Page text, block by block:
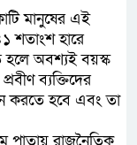
মানুষের এই
শতাংশ হারে
হলে অবশ্যই বয়স্ক
ব্যক্তিদের
করতে হবে এবং তা
পাতায় রাজনৈতিক